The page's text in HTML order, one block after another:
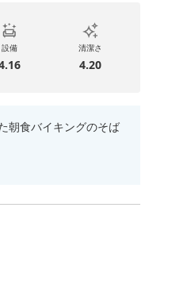
設備 清潔さ
4.20
朝食バイキングのそば